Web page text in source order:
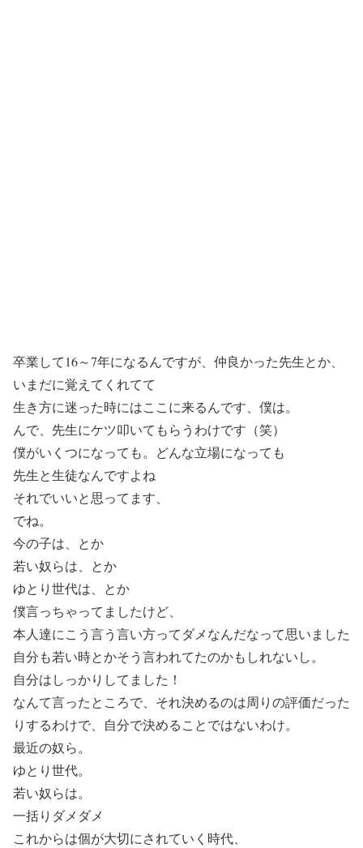
卒業して16～7年になるんですが、仲良かった先生とか、
いまだに覚えてくれてて
生き方に迷った時にはここに来るんです、僕は。
んで、先生にケツ叩いてもらうわけです（笑）
僕がいくつになっても。どんな立場になっても
先生と生徒なんですよね
それでいいと思ってます、
でね。
今の子は、とか
若い奴らは、とか
ゆとり世代は、とか
僕言っちゃってましたけど、
本人達にこう言う言い方ってダメなんだなって思いました
自分も若い時とかそう言われてたのかもしれないし。
自分はしっかりしてました！
なんて言ったところで、それ決めるのは周りの評価だった
りするわけで、自分で決めることではないわけ。
最近の奴ら。
ゆとり世代。
若い奴らは。
一括りダメダメ
これからは個が大切にされていく時代、